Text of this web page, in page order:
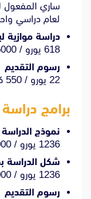
ساري
لعام دراسي
دراسة موازية
618 يورو / 15000 كرونة تشيكية لكل عام دراسي
رسوم التقديم
22 يورو / 550 كرونة تشيكية.
برامج دراسة
نموذج
1236 يورو / 30000 كرونة تشيكية لكل عام دراسي
شكل الدراسة
1236 يورو / 30000 كرونة تشيكية لكل عام دراسي
رسوم التقديم